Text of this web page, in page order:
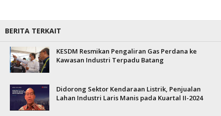
BERITA TERKAIT
KESDM Resmikan Pengaliran Gas Perdana ke
Kawasan Industri Terpadu Batang
Didorong Sektor Kendaraan Listrik, Penjualan
Lahan Industri Laris Manis pada Kuartal II-2024